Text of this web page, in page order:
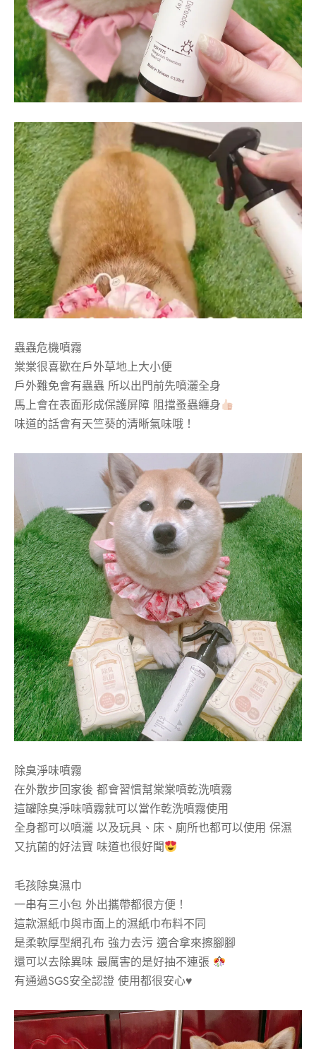
蟲蟲危機噴霧
棠棠很喜歡在戶外草地上大小便
戶外難免會有蟲蟲 所以出門前先噴灑全身
馬上會在表面形成保護屏障 阻擋蚤蟲纏身
味道的話會有天竺葵的清晰氣味哦！
除臭淨味噴霧
在外散步回家後 都會習慣幫棠棠噴乾洗噴霧
這罐除臭淨味噴霧就可以當作乾洗噴霧使用
全身都可以噴灑 以及玩具、床、廁所也都可以使用 保濕
又抗菌的好法寶 味道也很好聞
毛孩除臭濕巾
一串有三小包 外出攜帶都很方便！
這款濕紙巾與市面上的濕紙巾布料不同
是柔軟厚型網孔布 強力去污 適合拿來擦腳腳
還可以去除異味 最厲害的是好抽不連張
有通過SGS安全認證 使用都很安心♥️